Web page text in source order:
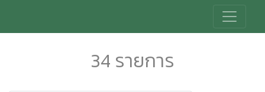
34 รายการ